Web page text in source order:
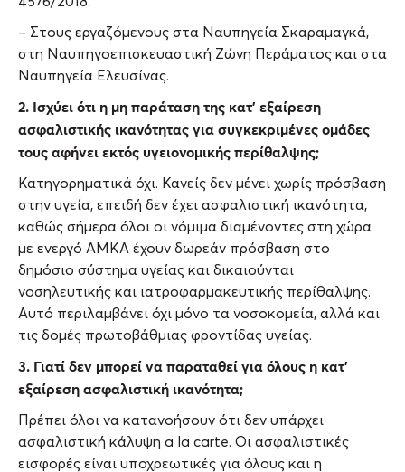
– Στους εργαζόμενους στα Ναυπηγεία Σκαραμαγκά,
στη Ναυπηγοεπισκευαστική Ζώνη Περάματος και στα
Ναυπηγεία Ελευσίνας.
2. Ισχύει ότι η μη παράταση της κατ’ εξαίρεση
ασφαλιστικής ικανότητας για συγκεκριμένες ομάδες
τους αφήνει εκτός υγειονομικής περίθαλψης;
Κατηγορηματικά όχι. Κανείς δεν μένει χωρίς πρόσβαση
στην υγεία, επειδή δεν έχει ασφαλιστική ικανότητα,
καθώς σήμερα όλοι οι νόμιμα διαμένοντες στη χώρα
με ενεργό ΑΜΚΑ έχουν δωρεάν πρόσβαση στο
δημόσιο σύστημα υγείας και δικαιούνται
νοσηλευτικής και ιατροφαρμακευτικής περίθαλψης.
Αυτό περιλαμβάνει όχι μόνο τα νοσοκομεία, αλλά και
τις δομές πρωτοβάθμιας φροντίδας υγείας.
3. Γιατί δεν μπορεί να παραταθεί για όλους η κατ’
εξαίρεση ασφαλιστική ικανότητα;
Πρέπει όλοι να κατανοήσουν ότι δεν υπάρχει
ασφαλιστική κάλυψη a la carte. Οι ασφαλιστικές
εισφορές είναι υποχρεωτικές για όλους και η